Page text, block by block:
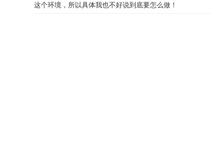
这个环境，所以具体我也不好说到底要怎么做！